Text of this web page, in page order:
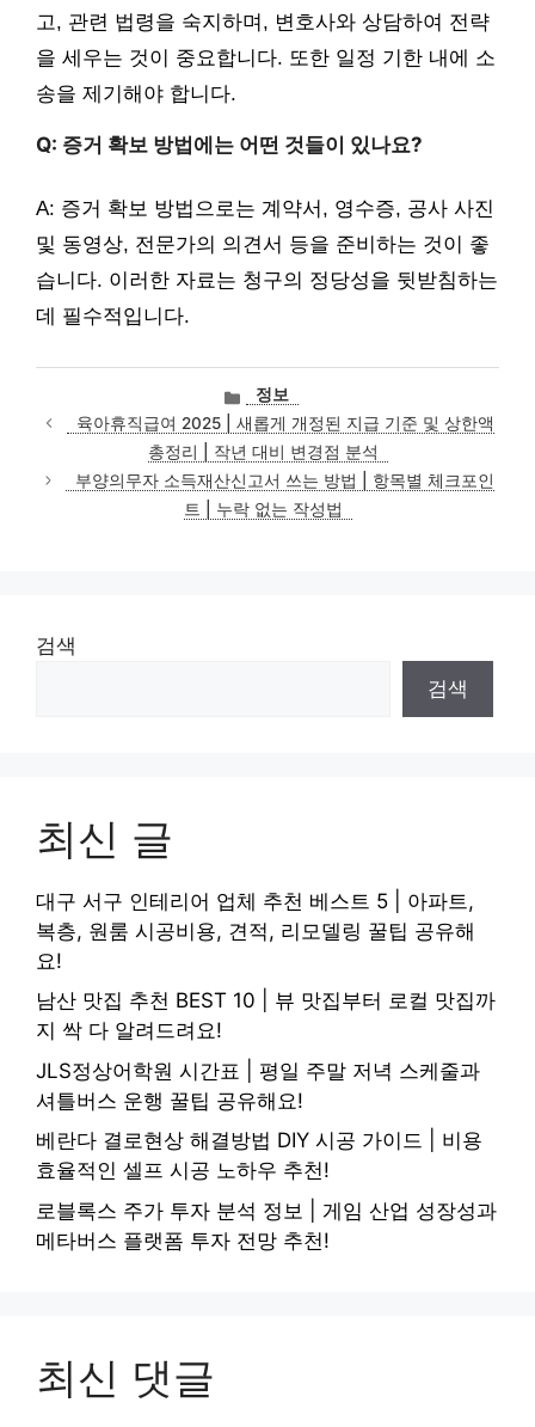
고, 관련 법령을 숙지하며, 변호사와 상담하여 전략
을 세우는 것이 중요합니다. 또한 일정 기한 내에 소
송을 제기해야 합니다.
Q: 증거 확보 방법에는 어떤 것들이 있나요?
A: 증거 확보 방법으로는 계약서, 영수증, 공사 사진
및 동영상, 전문가의 의견서 등을 준비하는 것이 좋
습니다. 이러한 자료는 청구의 정당성을 뒷받침하는
데 필수적입니다.
카
테
고
리
정보
육아휴직급여 2025 | 새롭게 개정된 지급 기준 및 상한액
총정리 | 작년 대비 변경점 분석
부양의무자 소득재산신고서 쓰는 방법 | 항목별 체크포인
트 | 누락 없는 작성법
검색
검색
최신 글
대구 서구 인테리어 업체 추천 베스트 5 | 아파트,
복층, 원룸 시공비용, 견적, 리모델링 꿀팁 공유해
요!
남산 맛집 추천 BEST 10 | 뷰 맛집부터 로컬 맛집까
지 싹 다 알려드려요!
JLS정상어학원 시간표 | 평일 주말 저녁 스케줄과
셔틀버스 운행 꿀팁 공유해요!
베란다 결로현상 해결방법 DIY 시공 가이드 | 비용
효율적인 셀프 시공 노하우 추천!
로블록스 주가 투자 분석 정보 | 게임 산업 성장성과
메타버스 플랫폼 투자 전망 추천!
최신 댓글